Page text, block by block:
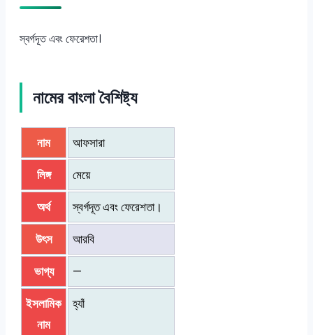
স্বর্গদূত এবং ফেরেশতা।
নামের বাংলা বৈশিষ্ট্য
নাম আফসারা
লিঙ্গ মেয়ে
অর্থ স্বর্গদূত এবং ফেরেশতা।
উৎস আরবি
ভাগ্য —
ইসলামিক
নাম
হ্যাঁ